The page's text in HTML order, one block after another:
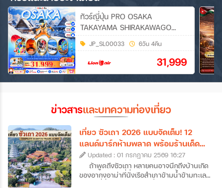
ทัวร์ญี่ปุ่น PRO OSAKA
TAKAYAMA SHIRAKAWAGO
FUKUI WINTER SNOW 6วัน 4คืน
(SL)JP_SL00033 6วัน 4คืน
31,999
ข่าวสารและบทความท่องเที่ยว
เที่ยว ซัวเถา 2026 แบบจัดเต็ม! 12
แลนด์มาร์กห้ามพลาด พร้อมร้านเด็ด
และที่พักดัง
Updated : 01 กรกฎาคม 2569 16:27
ถ้าพูดถึงซัวเถา หลายคนอาจนึกถึงบ้านเกิด
ของอากงอาม่าที่นั่งเรือสำเภาข้ามน้ำข้ามทะเล